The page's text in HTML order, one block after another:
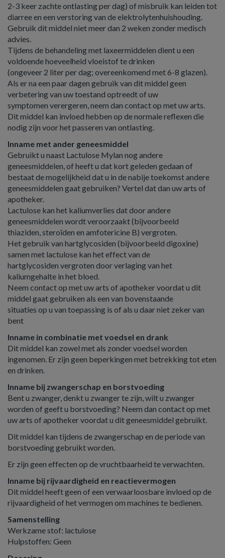
2-3 keer zachte ontlasting per dag) of misbruik kan leiden tot
diarree en een verstoring van de elektrolytenhuishouding.
Gebruik dit middel niet meer dan 2 weken zonder medisch
advies.
Tijdens de behandeling met laxeermiddelen dient u een
voldoende hoeveelheid vloeistof te drinken
(ongeveer 2 liter per dag; overeenkomend met 6-8 glazen).
Als er na een paar dagen gebruik van dit middel geen
verbetering van uw toestand optreedt of uw
symptomen verergeren, neem dan contact op met uw arts.
Dit middel kan invloed hebben op de normale reflexen die
nodig zijn voor het passeren van ontlasting.
Inname met ander geneesmiddel
Gebruikt u naast Lactulose Mylan nog andere
geneesmiddelen, of heeft u dat kort geleden gedaan of
bestaat de mogelijkheid dat u in de nabije toekomst andere
geneesmiddelen gaat gebruiken? Vertel dat dan uw arts of
apotheker.
Lactulose kan het kaliumverlies dat door andere
geneesmiddelen wordt veroorzaakt (bijvoorbeeld
thiaziden, steroïden en amfotericine B) vergroten.
Het gebruik van hartglycosiden (bijvoorbeeld digoxine)
samen met lactulose kan het effect van de
hartglycosiden vergroten door verlaging van het
kaliumgehalte in het bloed.
Neem contact op met uw arts of apotheker voordat u dit
middel gaat gebruiken als een van bovenstaande
situaties op u van toepassing is of als u daar niet zeker van
bent
Inname in combinatie met voedsel en drank
Dit middel kan zowel met als zonder voedsel worden
ingenomen. Er zijn geen beperkingen met betrekking tot eten
en drinken.
Inname bij zwangerschap en borstvoeding
Bent u zwanger, denkt u zwanger te zijn, wilt u zwanger
worden of geeft u borstvoeding? Neem dan contact op met
uw arts of apotheker voordat u dit geneesmiddel gebruikt.
Dit middel kan tijdens de zwangerschap en de periode van
borstvoeding gebruikt worden.
Er zijn geen effecten op de vruchtbaarheid te verwachten.
Inname bij rijvaardigheid en reactievermogen
Dit middel heeft geen of een verwaarloosbare invloed op de
rijvaardigheid of het vermogen om machines te bedienen.
Samenstelling
Werkzame stof: lactulose
Hulpstoffen: Geen